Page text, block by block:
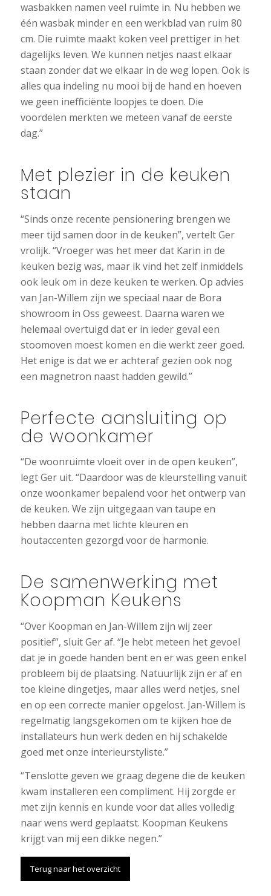
wasbakken namen veel ruimte in. Nu hebben we
één wasbak minder en een werkblad van ruim 80
cm. Die ruimte maakt koken veel prettiger in het
dagelijks leven. We kunnen netjes naast elkaar
staan zonder dat we elkaar in de weg lopen. Ook is
alles qua indeling nu mooi bij de hand en hoeven
we geen inefficiënte loopjes te doen. Die
voordelen merkten we meteen vanaf de eerste
dag.”
Met plezier in de keuken
staan
“Sinds onze recente pensionering brengen we
meer tijd samen door in de keuken”, vertelt Ger
vrolijk. “Vroeger was het meer dat Karin in de
keuken bezig was, maar ik vind het zelf inmiddels
ook leuk om in deze keuken te werken. Op advies
van Jan-Willem zijn we speciaal naar de Bora
showroom in Oss geweest. Daarna waren we
helemaal overtuigd dat er in ieder geval een
stoomoven moest komen en die werkt zeer goed.
Het enige is dat we er achteraf gezien ook nog
een magnetron naast hadden gewild.”
Perfecte aansluiting op
de woonkamer
“De woonruimte vloeit over in de open keuken”,
legt Ger uit. “Daardoor was de kleurstelling vanuit
onze woonkamer bepalend voor het ontwerp van
de keuken. We zijn uitgegaan van taupe en
hebben daarna met lichte kleuren en
houtaccenten gezorgd voor de harmonie.
De samenwerking met
Koopman Keukens
“Over Koopman en Jan-Willem zijn wij zeer
positief”, sluit Ger af. “Je hebt meteen het gevoel
dat je in goede handen bent en er was geen enkel
probleem bij de plaatsing. Natuurlijk zijn er af en
toe kleine dingetjes, maar alles werd netjes, snel
en op een correcte manier opgelost. Jan-Willem is
regelmatig langsgekomen om te kijken hoe de
installateurs hun werk deden en hij schakelde
goed met onze interieurstyliste.”
“Tenslotte geven we graag degene die de keuken
kwam installeren een compliment. Hij zorgde er
met zijn kennis en kunde voor dat alles volledig
naar wens werd geplaatst. Koopman Keukens
krijgt van mij een dikke negen.”
Terug naar het overzicht